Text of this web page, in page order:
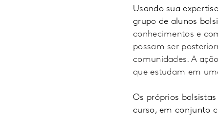
Usando sua
grupo de alunos
conhecimentos e
possam ser
comunidades. A
que estudam em
Os próprios
curso, em conjunto